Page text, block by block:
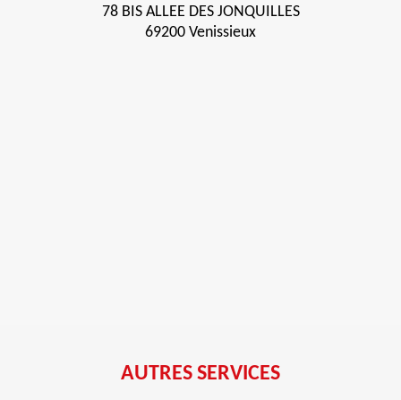
78 BIS ALLEE DES JONQUILLES
69200 Venissieux
AUTRES SERVICES